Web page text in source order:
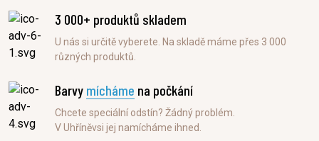
3 000+ produktů skladem
U nás si určitě vyberete. Na skladě máme přes 3 000
různých produktů.
Barvy mícháme na počkání
Chcete speciální odstín? Žádný problém.
V Uhříněvsi jej namícháme ihned.